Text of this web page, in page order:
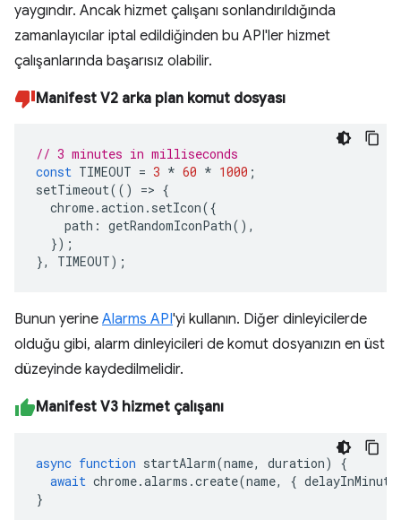
yaygındır. Ancak hizmet çalışanı sonlandırıldığında
zamanlayıcılar iptal edildiğinden bu API'ler hizmet
çalışanlarında başarısız olabilir.
Manifest V2 arka plan komut dosyası
// 3 minutes in milliseconds
const TIMEOUT = 3 * 60 * 1000 ;
setTimeout(() => {
chrome.action . setIcon({
path : getRandomIconPath(),
});
},
TIMEOUT);
Bunun yerine Alarms API'yi kullanın. Diğer dinleyicilerde
olduğu gibi, alarm dinleyicileri de komut dosyanızın en üst
düzeyinde kaydedilmelidir.
Manifest V3 hizmet çalışanı
async function startAlarm(name, duration)
{
await chrome.alarms .create(name, {
}